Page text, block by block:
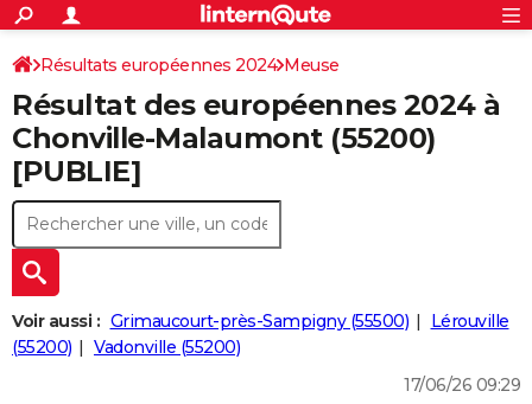
ACTUALITÉS
Politique
Société
Faits Divers
Education
Monde
Villes
+
SPORT
Coupe du monde 2026
Football
Tennis
Cyclisme
Rugby
Forum
CULTURE
Programme TV
TNT
Streaming
Cinéma
Sorties cinéma
Musique
+FINANCE
Retraite
Impôts
Epargne
Immobilier
Risques naturels par ville
Banque
Assurance
CréditAUTO
Essais
Réserver un essai
Citadines
Berlines
SUV
Forum auto
+HIGH-TECH
Mobiles
Meilleur smartphone
Internet
Ordinateurs
Jeux vidéo
Guide high-tech
+
BRICOLAGE
Forum
Aménagement intérieur
Extérieur
Cuisine
Salle de bains
Jardinage
Rangement
+
S'inscrire
Connexion
Résultats européennes 2024 Meuse
Résultat des européennes 2024 à
Chonville-Malaumont (55200)
[PUBLIE]
Voir aussi : Grimaucourt-près-Sampigny (55500)
Lérouville
(55200)
Vadonville (55200)
17/06/26 09:29